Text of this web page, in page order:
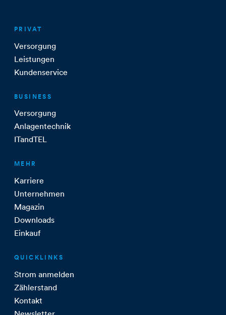
PRIVAT
Versorgung
Leistungen
Kundenservice
BUSINESS
Versorgung
Anlagentechnik
ITandTEL
MEHR
Karriere
Unternehmen
Magazin
Downloads
Einkauf
QUICKLINKS
Strom anmelden
Zählerstand
Kontakt